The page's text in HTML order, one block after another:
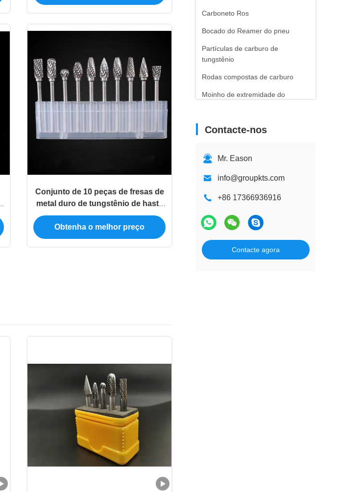
Carboneto Ros
Bocado do Reamer do pneu
Partículas de carburo de
tungstênio
Rodas compostas de carburo
Moinho de extremidade do
Contacte-nos
Mr. Eason
info@groupkts.com
+86 17366936916
Contacte agora
perfuração de metal
Conjunto de 10 peças de fresas de
metal duro de tungstênio de haste
de 1/8" com corte duplo e 10
formatos diferentes para polimento
de metal
Obtenha o melhor preço